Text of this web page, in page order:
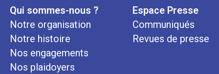
Qui sommes-nous ?
Notre organisation
Notre histoire
Nos engagements
Nos plaidoyers
Espace Presse
Communiqués
Revues de presse